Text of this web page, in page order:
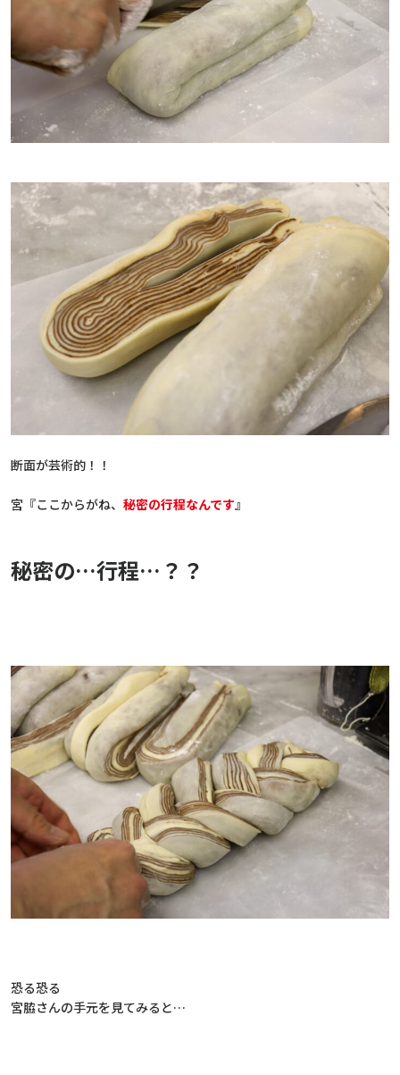
断面が芸術的！！
宮『ここからがね、 秘密の行程なんです』
秘密の…行程…？？
恐る恐る
宮脇さんの手元を見てみると…